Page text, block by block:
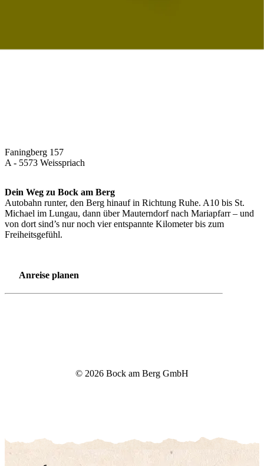
Faningberg 157
A - 5573 Weisspriach
Dein Weg zu Bock am Berg
Autobahn runter, den Berg hinauf in Richtung Ruhe. A10 bis St.
Michael im Lungau, dann über Mauterndorf nach Mariapfarr – und
von dort sind’s nur noch vier entspannte Kilometer bis zum
Freiheitsgefühl.
Anreise planen
© 2026 Bock am Berg GmbH